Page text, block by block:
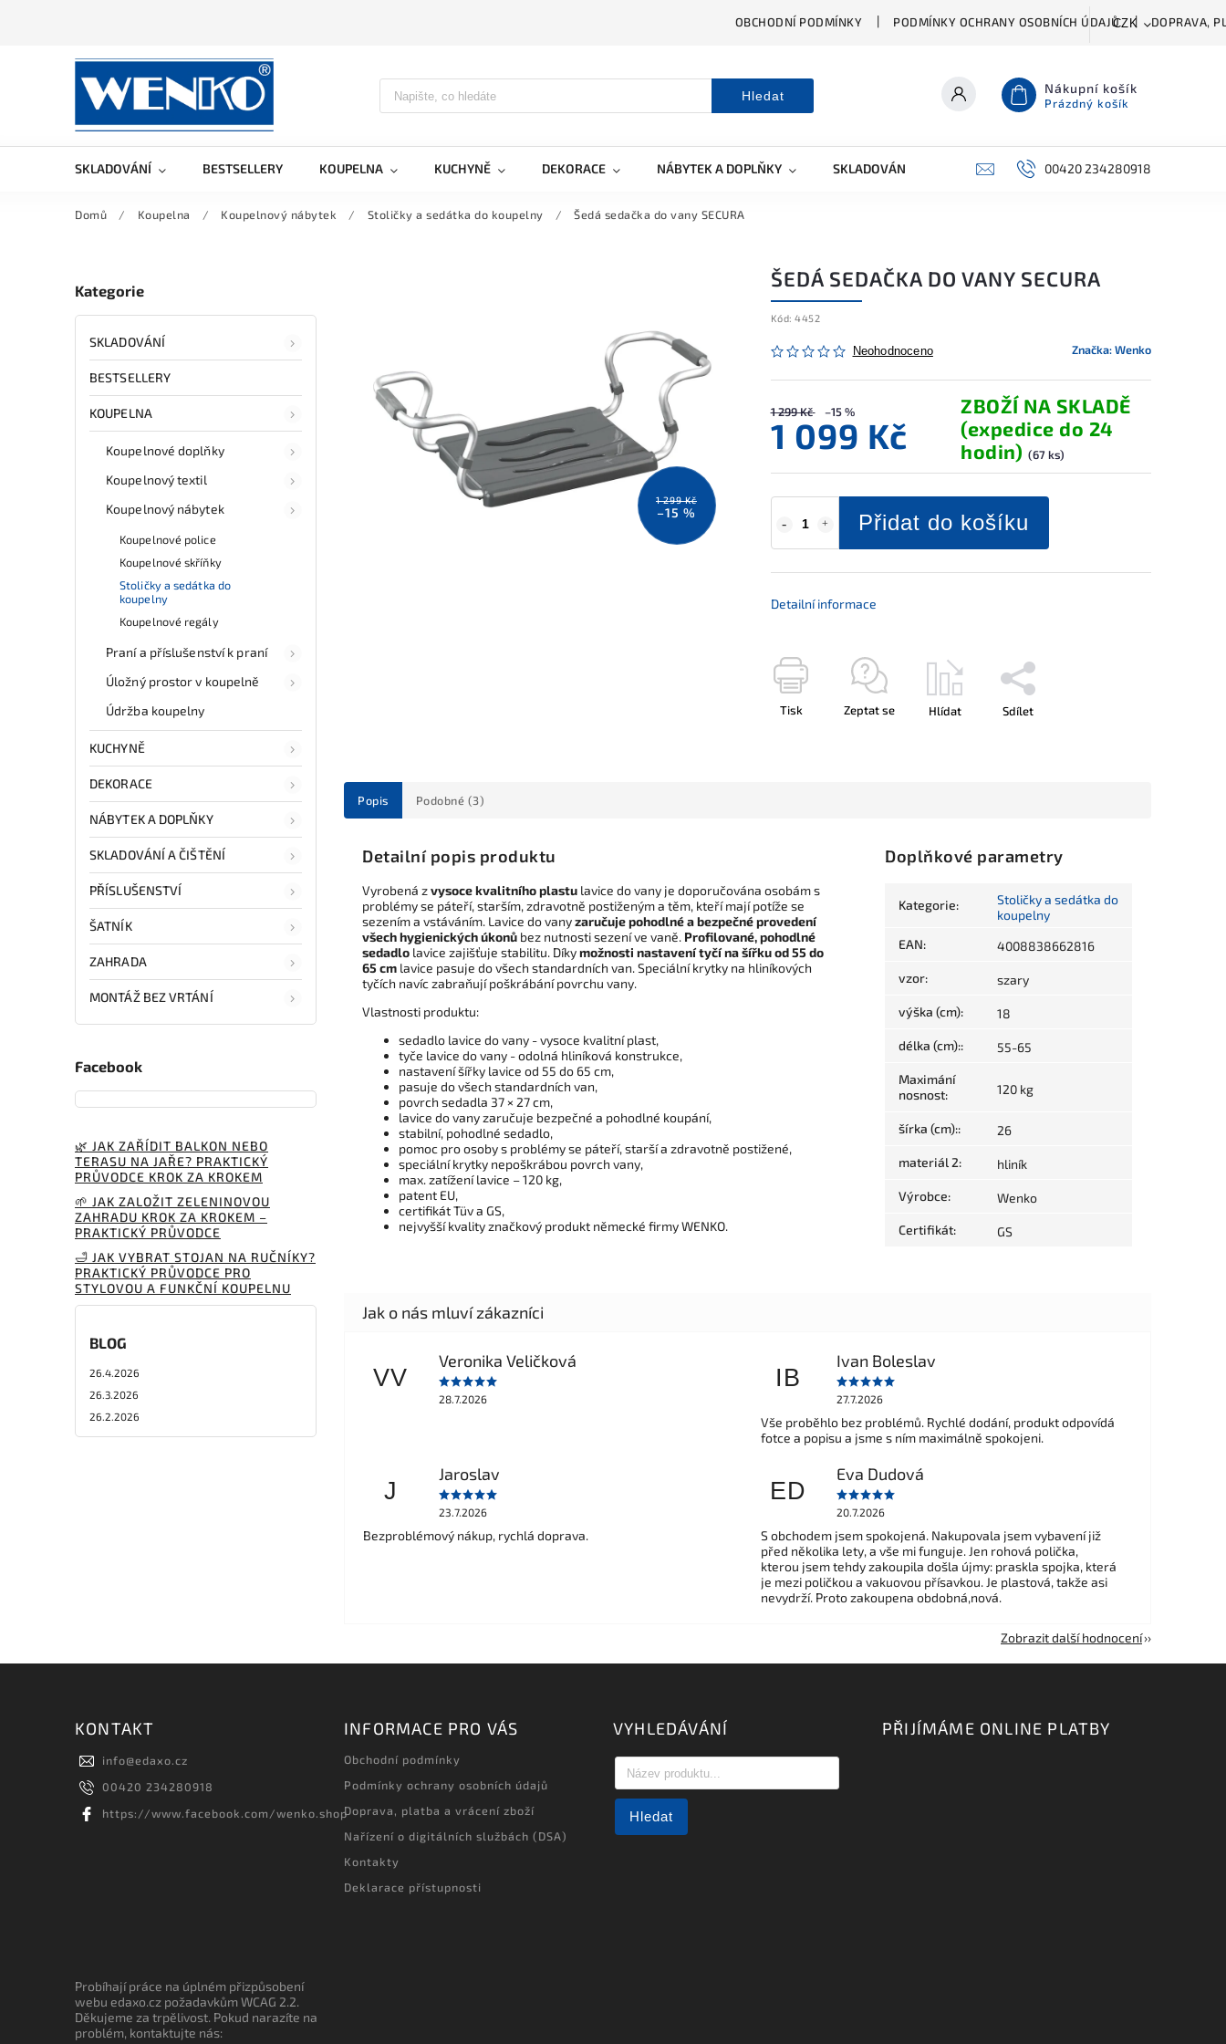
OBCHODNÍ PODMÍNKY PODMÍNKY OCHRANY OSOBNÍCH ÚDAJŮ DOPRAVA,
CZK
Hledat Nákupní košík
Prázdný košík
SKLADOVÁNÍ BESTSELLERY KOUPELNA KUCHYNĚ DEKORACE NÁBYTEK A DOPLŇKY SKLADOVÁNÍ A ČIŠTĚNÍ PŘÍSLUŠENSTVÍ
00420 234280918
Domů / Koupelna / Koupelnový nábytek / Stoličky a sedátka do koupelny / Šedá sedačka do vany SECURA
Kategorie
SKLADOVÁNÍ
BESTSELLERY
KOUPELNA
Koupelnové doplňky
Koupelnový textil
Koupelnový nábytek
Koupelnové police
Koupelnové skříňky
Stoličky a sedátka do
koupelny
Koupelnové regály
Praní a příslušenství k praní
Úložný prostor v koupelně
Údržba koupelny
KUCHYNĚ
DEKORACE
NÁBYTEK A DOPLŇKY
SKLADOVÁNÍ A ČIŠTĚNÍ
PŘÍSLUŠENSTVÍ
ŠATNÍK
ZAHRADA
MONTÁŽ BEZ VRTÁNÍ
Facebook
🌿 JAK ZAŘÍDIT BALKON NEBO
TERASU NA JAŘE? PRAKTICKÝ
PRŮVODCE KROK ZA KROKEM
🌱 JAK ZALOŽIT ZELENINOVOU
ZAHRADU KROK ZA KROKEM –
PRAKTICKÝ PRŮVODCE
🛁 JAK VYBRAT STOJAN NA RUČNÍKY?
PRAKTICKÝ PRŮVODCE PRO
STYLOVOU A FUNKČNÍ KOUPELNU
BLOG
26.4.2026
26.3.2026
26.2.2026
1 299 Kč
–15 %
ŠEDÁ SEDAČKA DO VANY SECURA
Kód: 4452
Neohodnoceno Značka:Wenko
1 299 Kč –15 %
1 099 Kč
ZBOŽÍ NA SKLADĚ
(expedice do 24
hodin) (67 ks)
Přidat do košíku
Detailní informace
Tisk Zeptat se Hlídat Sdílet
Popis Podobné (3)
Detailní popis produktu
Vyrobená zvysoce kvalitního plastu lavice do vany je doporučována osobám s
problémy se páteří, starším, zdravotně postiženým a těm, kteří mají potíže se
sezením a vstáváním. Lavice do vanyzaručuje pohodlné a bezpečné provedení
všech hygienických úkonů bez nutnosti sezení ve vaně. Profilované, pohodlné
sedadlo lavice zajišťuje stabilitu. Díkymožnosti nastavení tyčí na šířku od 55 do
65 cm lavice pasuje do všech standardních van. Speciální krytky na hliníkových
tyčích navíc zabraňují poškrábání povrchu vany.
Vlastnosti produktu:
sedadlo lavice do vany - vysoce kvalitní plast,
tyče lavice do vany - odolná hliníková konstrukce,
nastavení šířky lavice od 55 do 65 cm,
pasuje do všech standardních van,
povrch sedadla 37 × 27 cm,
lavice do vany zaručuje bezpečné a pohodlné koupání,
stabilní, pohodlné sedadlo,
pomoc pro osoby s problémy se páteří, starší a zdravotně postižené,
speciální krytky nepoškrábou povrch vany,
max. zatížení lavice – 120 kg,
patent EU,
certifikát Tüv a GS,
nejvyšší kvality značkový produkt německé firmy WENKO.
Doplňkové parametry
Kategorie:
Stoličky a sedátka do
koupelny
EAN: 4008838662816
vzor: szary
výška (cm): 18
délka (cm):: 55-65
Maximání
nosnost: 120 kg
šírka (cm):: 26
materiál 2: hliník
Výrobce: Wenko
Certifikát: GS
VV
Veronika Veličková
28.7.2026
IB
Ivan Boleslav
27.7.2026
Vše proběhlo bez problémů. Rychlé dodání, produkt odpovídá
fotce a popisu a jsme s ním maximálně spokojeni.
J
Jaroslav
23.7.2026
Bezproblémový nákup, rychlá doprava.
ED
Eva Dudová
20.7.2026
S obchodem jsem spokojená. Nakupovala jsem vybavení již
před několika lety, a vše mi funguje. Jen rohová polička,
kterou jsem tehdy zakoupila došla újmy: praskla spojka, která
je mezi poličkou a vakuovou přísavkou. Je plastová, takže asi
nevydrží. Proto zakoupena obdobná,nová.
Zobrazit další hodnocení
KONTAKT
info@edaxo.cz
00420 234280918
https://www.facebook.com/wenko.shop
INFORMACE PRO VÁS
Obchodní podmínky
Podmínky ochrany osobních údajů
Doprava, platba a vrácení zboží
Nařízení o digitálních službách (DSA)
Kontakty
Deklarace přístupnosti
VYHLEDÁVÁNÍ
Hledat
PŘIJÍMÁME ONLINE PLATBY
Probíhají práce na úplném přizpůsobení
webu edaxo.cz požadavkům WCAG 2.2.
Děkujeme za trpělivost. Pokud narazíte na
problém, kontaktujte nás: